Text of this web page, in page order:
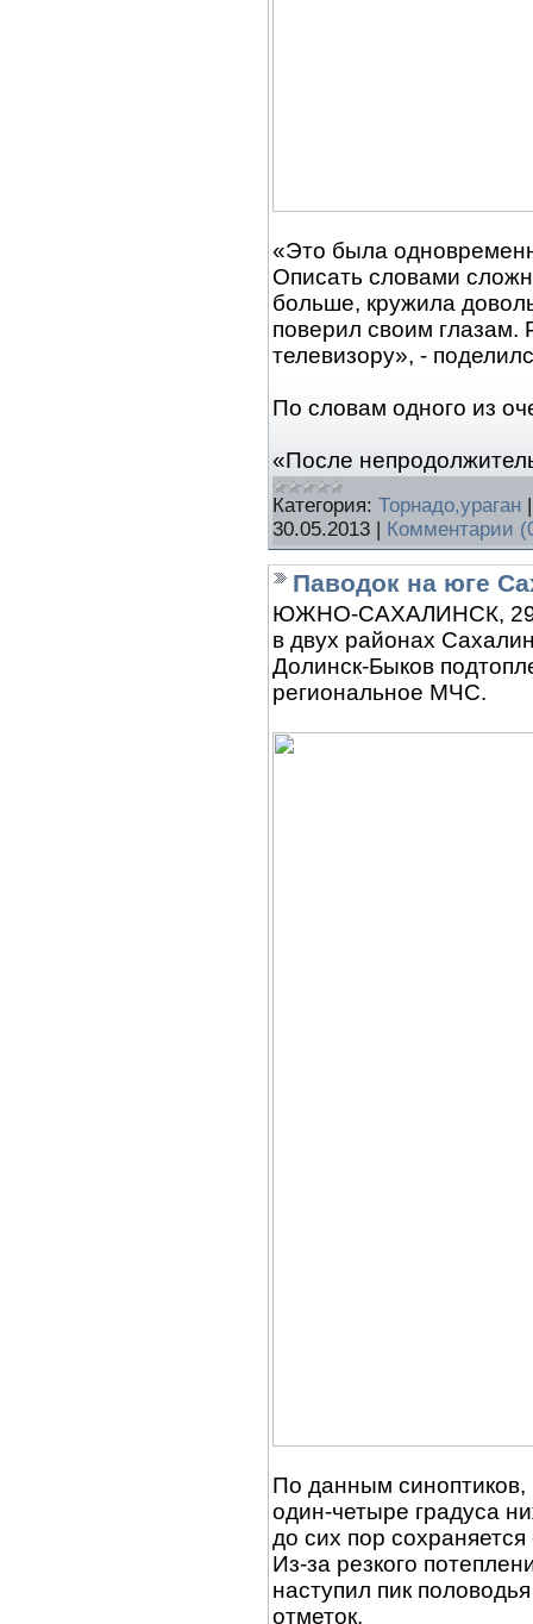
«Это была
Описать словами
больше, кружила
поверил своим глазам.
телевизору», -
По словам одного из
«После
Категория: Торнадо,ураган
30.05.2013 | Комментарии
Паводок на юге
ЮЖНО-САХАЛИНСК, 29
в двух районах
Долинск-Быков
региональное МЧС.
По данным
один-четыре градуса
до сих пор
Из-за резкого
наступил пик
отметок.